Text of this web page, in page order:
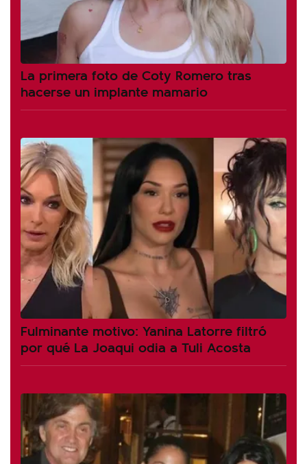
La primera foto de Coty Romero tras
hacerse un implante mamario
Fulminante motivo: Yanina Latorre filtró
por qué La Joaqui odia a Tuli Acosta